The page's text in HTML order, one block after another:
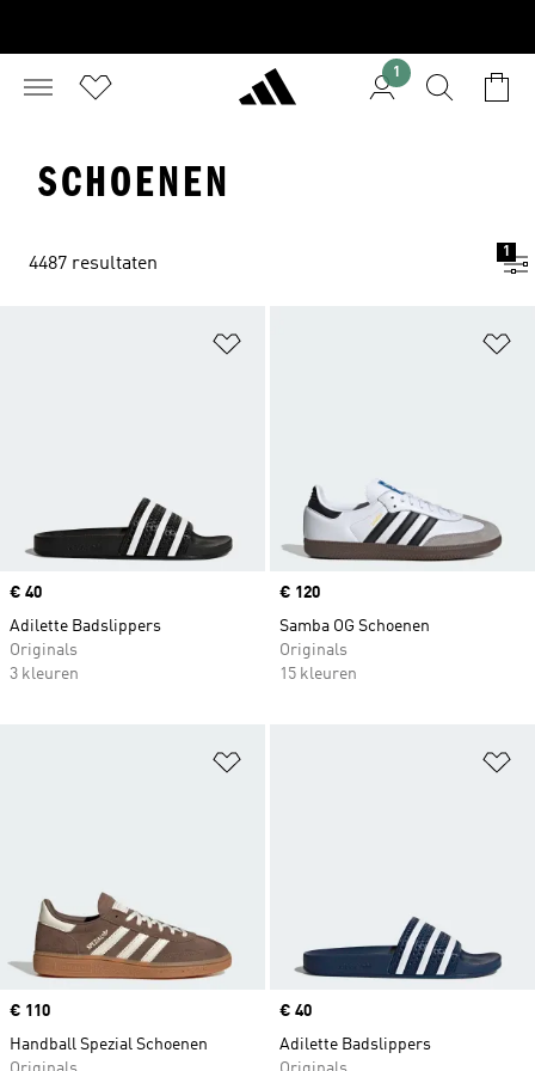
1
SCHOENEN
4487 resultaten
1
Price
€ 40
Adilette Badslippers
Originals
3 kleuren
Price
€ 120
Samba OG Schoenen
Originals
15 kleuren
Price
€ 110
Handball Spezial Schoenen
Price
€ 40
Adilette Badslippers